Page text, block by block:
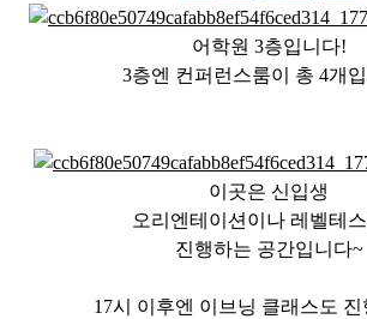
어학원 3층입니다!
3층엔 컨퍼런스룸이 총 4개
이곳은 신입생
오리엔테이션이나 레벨테
진행하는 공간입니다~
17시 이후엔 이브닝 클래스도